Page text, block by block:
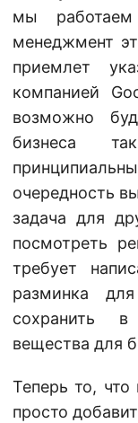
мы
менеджмент
приемлет
компанией
возможно
бизнеса
очередность
задача для
посмотреть
требует
разминка
сохранить
вещества для
Теперь то,
просто